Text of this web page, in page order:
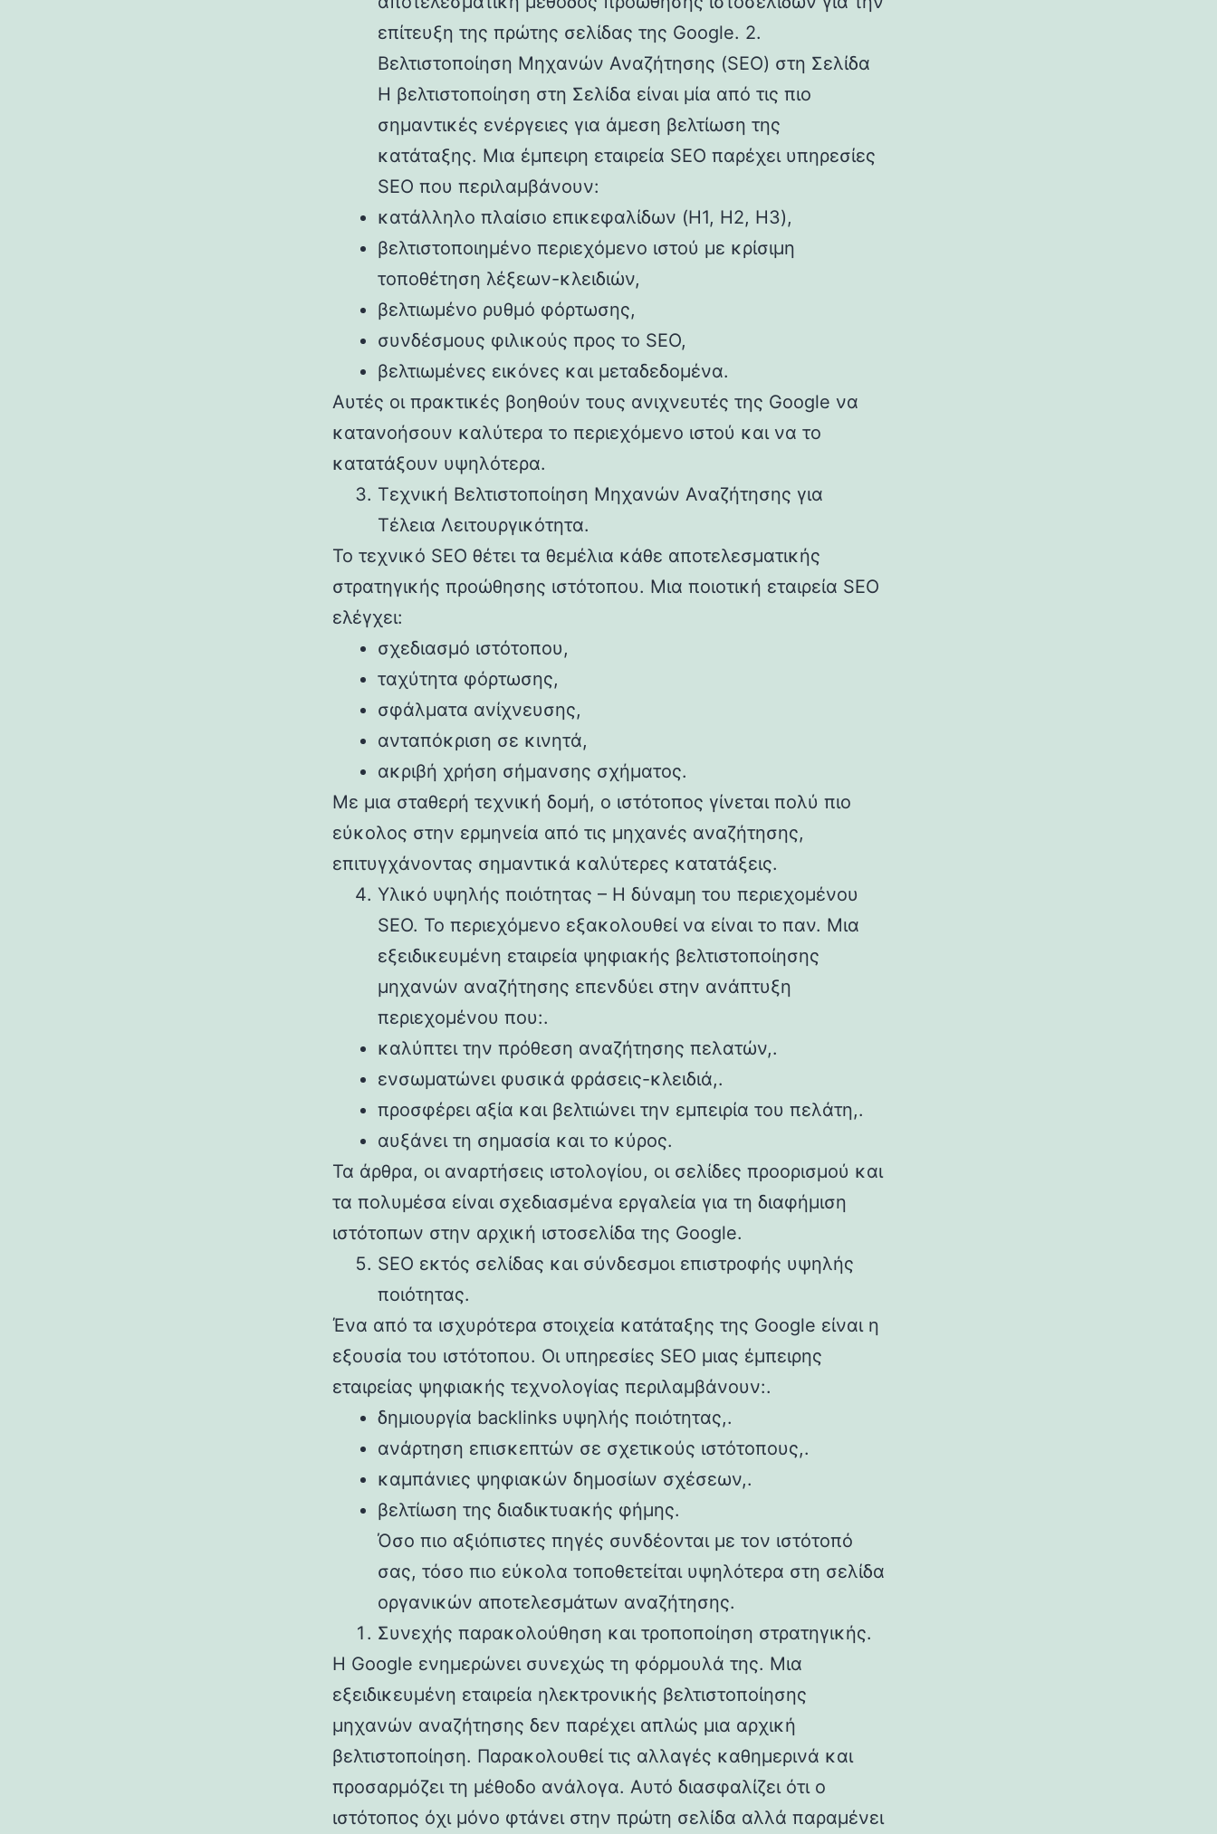
επίτευξη της πρώτης σελίδας της Google. 2.
Βελτιστοποίηση Μηχανών Αναζήτησης (SEO) στη Σελίδα
Η βελτιστοποίηση στη Σελίδα είναι μία από τις πιο
σημαντικές ενέργειες για άμεση βελτίωση της
κατάταξης. Μια έμπειρη εταιρεία SEO παρέχει υπηρεσίες
SEO που περιλαμβάνουν:
κατάλληλο πλαίσιο επικεφαλίδων (H1, H2, H3),
βελτιστοποιημένο περιεχόμενο ιστού με κρίσιμη
τοποθέτηση λέξεων-κλειδιών,
βελτιωμένο ρυθμό φόρτωσης,
συνδέσμους φιλικούς προς το SEO,
βελτιωμένες εικόνες και μεταδεδομένα.
Αυτές οι πρακτικές βοηθούν τους ανιχνευτές της Google να
κατανοήσουν καλύτερα το περιεχόμενο ιστού και να το
κατατάξουν υψηλότερα.
Τεχνική Βελτιστοποίηση Μηχανών Αναζήτησης για
Τέλεια Λειτουργικότητα.
Το τεχνικό SEO θέτει τα θεμέλια κάθε αποτελεσματικής
στρατηγικής προώθησης ιστότοπου. Μια ποιοτική εταιρεία SEO
ελέγχει:
σχεδιασμό ιστότοπου,
ταχύτητα φόρτωσης,
σφάλματα ανίχνευσης,
ανταπόκριση σε κινητά,
ακριβή χρήση σήμανσης σχήματος.
Με μια σταθερή τεχνική δομή, ο ιστότοπος γίνεται πολύ πιο
εύκολος στην ερμηνεία από τις μηχανές αναζήτησης,
επιτυγχάνοντας σημαντικά καλύτερες κατατάξεις.
Υλικό υψηλής ποιότητας – Η δύναμη του περιεχομένου
SEO. Το περιεχόμενο εξακολουθεί να είναι το παν. Μια
εξειδικευμένη εταιρεία ψηφιακής βελτιστοποίησης
μηχανών αναζήτησης επενδύει στην ανάπτυξη
περιεχομένου που:.
καλύπτει την πρόθεση αναζήτησης πελατών,.
ενσωματώνει φυσικά φράσεις-κλειδιά,.
προσφέρει αξία και βελτιώνει την εμπειρία του πελάτη,.
αυξάνει τη σημασία και το κύρος.
Τα άρθρα, οι αναρτήσεις ιστολογίου, οι σελίδες προορισμού και
τα πολυμέσα είναι σχεδιασμένα εργαλεία για τη διαφήμιση
ιστότοπων στην αρχική ιστοσελίδα της Google.
SEO εκτός σελίδας και σύνδεσμοι επιστροφής υψηλής
ποιότητας.
Ένα από τα ισχυρότερα στοιχεία κατάταξης της Google είναι η
εξουσία του ιστότοπου. Οι υπηρεσίες SEO μιας έμπειρης
εταιρείας ψηφιακής τεχνολογίας περιλαμβάνουν:.
δημιουργία backlinks υψηλής ποιότητας,.
ανάρτηση επισκεπτών σε σχετικούς ιστότοπους,.
καμπάνιες ψηφιακών δημοσίων σχέσεων,.
βελτίωση της διαδικτυακής φήμης.
Όσο πιο αξιόπιστες πηγές συνδέονται με τον ιστότοπό
σας, τόσο πιο εύκολα τοποθετείται υψηλότερα στη σελίδα
οργανικών αποτελεσμάτων αναζήτησης.
Συνεχής παρακολούθηση και τροποποίηση στρατηγικής.
Η Google ενημερώνει συνεχώς τη φόρμουλά της. Μια
εξειδικευμένη εταιρεία ηλεκτρονικής βελτιστοποίησης
μηχανών αναζήτησης δεν παρέχει απλώς μια αρχική
βελτιστοποίηση. Παρακολουθεί τις αλλαγές καθημερινά και
προσαρμόζει τη μέθοδο ανάλογα. Αυτό διασφαλίζει ότι ο
ιστότοπος όχι μόνο φτάνει στην πρώτη σελίδα αλλά παραμένει